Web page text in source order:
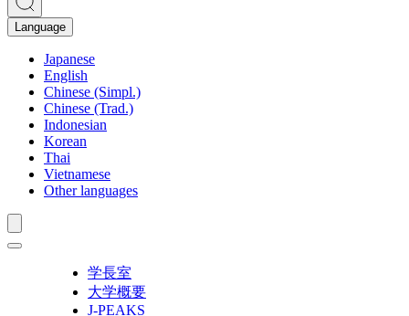
Language
Japanese
English
Chinese (Simpl.)
Chinese (Trad.)
Indonesian
Korean
Thai
Vietnamese
Other languages
学長室
大学概要
J-PEAKS